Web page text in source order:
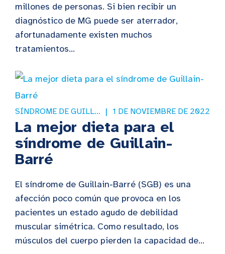
millones de personas. Si bien recibir un
diagnóstico de MG puede ser aterrador,
afortunadamente existen muchos
tratamientos...
SÍNDROME DE GUILLAIN-BARRÉ 1 DE NOVIEMBRE DE 2022
La mejor dieta para el
síndrome de Guillain-
Barré
El síndrome de Guillain-Barré (SGB) es una
afección poco común que provoca en los
pacientes un estado agudo de debilidad
muscular simétrica. Como resultado, los
músculos del cuerpo pierden la capacidad de...